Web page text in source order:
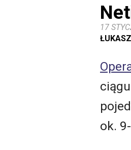
17
ok.